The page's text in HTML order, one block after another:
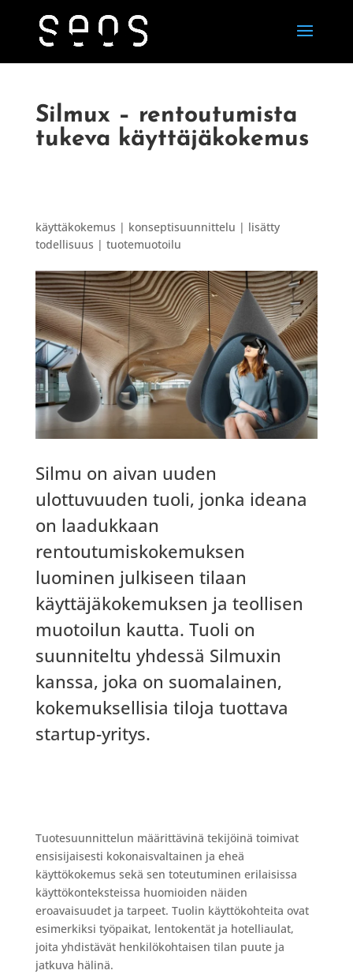
Silmux – rentoutumista
tukeva käyttäjäkokemus
käyttäkokemus | konseptisuunnittelu | lisätty
todellisuus | tuotemuotoilu
Silmu on aivan uuden
ulottuvuuden tuoli, jonka ideana
on laadukkaan
rentoutumiskokemuksen
luominen julkiseen tilaan
käyttäjäkokemuksen ja teollisen
muotoilun kautta. Tuoli on
suunniteltu yhdessä Silmuxin
kanssa, joka on suomalainen,
kokemuksellisia tiloja tuottava
startup-yritys.
Tuotesuunnittelun määrittävinä tekijöinä toimivat
ensisijaisesti kokonaisvaltainen ja eheä
käyttökokemus sekä sen toteutuminen erilaisissa
käyttökonteksteissa huomioiden näiden
eroavaisuudet ja tarpeet. Tuolin käyttökohteita ovat
esimerkiksi työpaikat, lentokentät ja hotelliaulat,
joita yhdistävät henkilökohtaisen tilan puute ja
jatkuva hälinä.